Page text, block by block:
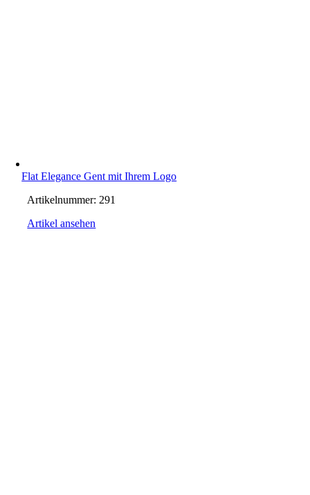
Flat Elegance Gent mit Ihrem Logo
Artikelnummer: 291
Artikel ansehen